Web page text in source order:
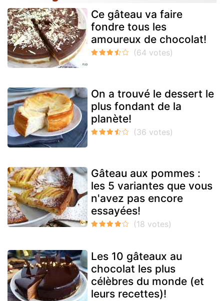
Ce gâteau va faire
fondre tous les
amoureux de chocolat!
On a trouvé le dessert le
plus fondant de la
planète!
Gâteau aux pommes :
les 5 variantes que vous
n'avez pas encore
essayées!
Les 10 gâteaux au
chocolat les plus
célèbres du monde (et
leurs recettes)!